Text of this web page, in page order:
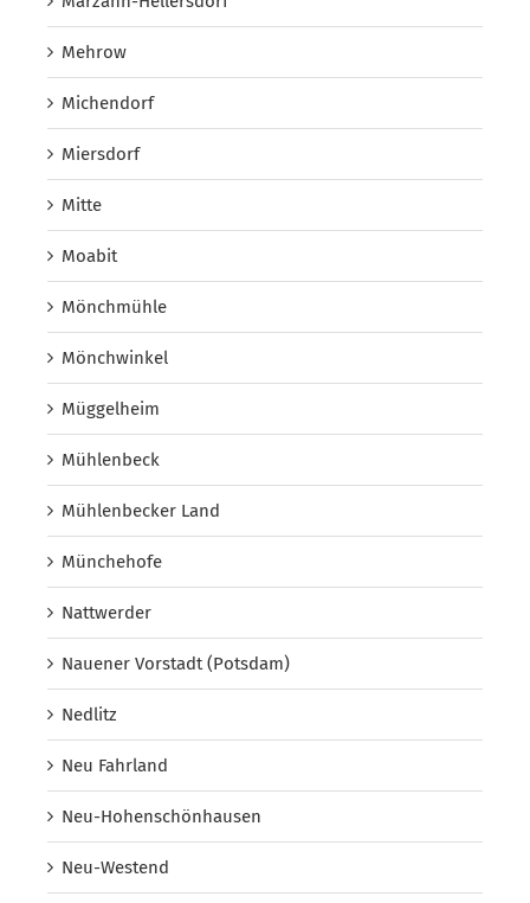
Mehrow
Michendorf
Miersdorf
Mitte
Moabit
Mönchmühle
Mönchwinkel
Müggelheim
Mühlenbeck
Mühlenbecker Land
Münchehofe
Nattwerder
Nauener Vorstadt (Potsdam)
Nedlitz
Neu Fahrland
Neu-Hohenschönhausen
Neu-Westend